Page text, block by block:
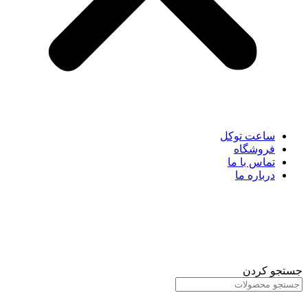
ساعت توکل
فروشگاه
تماس با ما
درباره ما
جستجو کردن